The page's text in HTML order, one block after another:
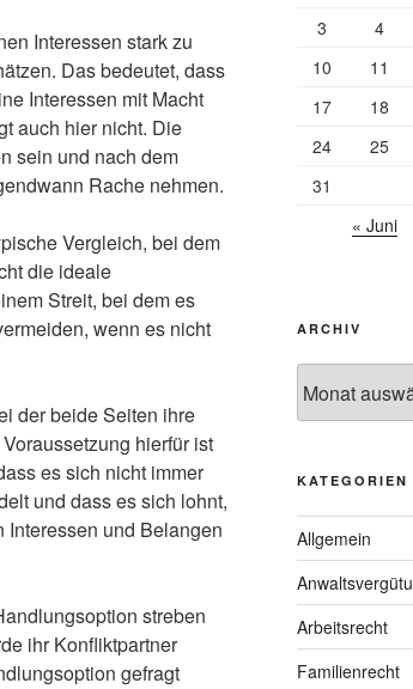
Interessen stark zu
Das bedeutet, dass
Interessen mit Macht
auch hier nicht. Die
sein und nach dem
Rache nehmen.
Vergleich, bei dem
die ideale
Streit, bei dem es
wenn es nicht
der beide Seiten ihre
hierfür ist
es sich nicht immer
und dass es sich lohnt,
und Belangen
streben
ihr Konfliktpartner
gefragt
3
4
10
11
17
18
24
25
31
« Juni
ARCHIV
KATEGORIEN
Allgemein
Arbeitsrecht
Familienrecht